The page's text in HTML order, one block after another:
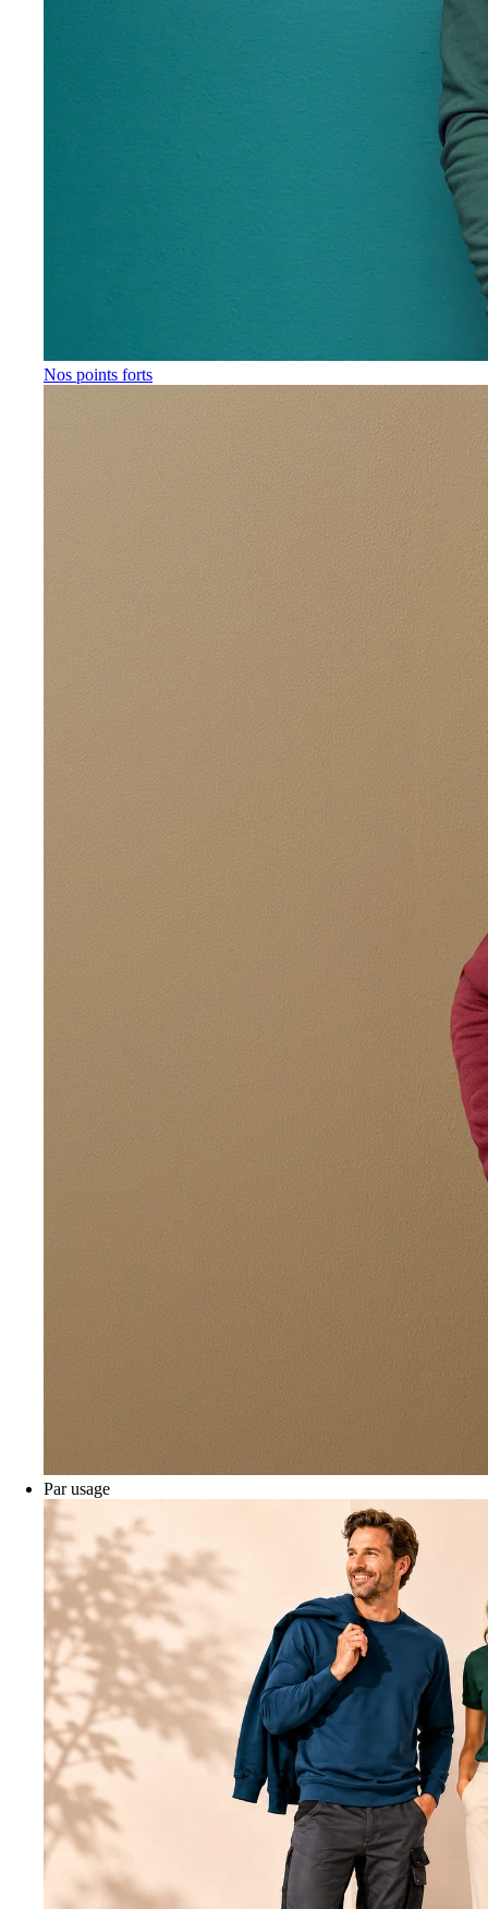
Nos points forts
Par usage